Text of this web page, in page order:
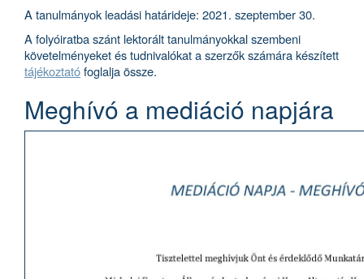
A tanulmányok leadási határideje: 2021. szeptember 30.
A folyóiratba szánt lektorált tanulmányokkal szembeni
követelményeket és tudnivalókat a szerzők számára készített
tájékoztatófoglalja össze.
Meghívó a mediáció napjára